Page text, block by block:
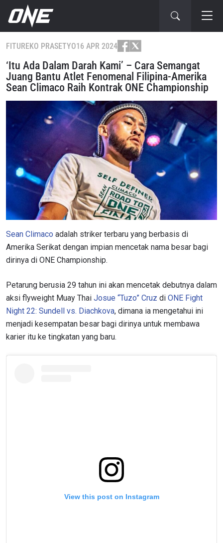
FITUREKO PRASETYO16 APR 2024
‘Itu Ada Dalam Darah Kami’ – Cara Semangat
Juang Bantu Atlet Fenomenal Filipina-Amerika
Sean Climaco Raih Kontrak ONE Championship
Sean Climaco adalah striker terbaru yang berbasis di
Amerika Serikat dengan impian mencetak nama besar bagi
dirinya di ONE Championship.
Petarung berusia 29 tahun ini akan mencetak debutnya dalam
aksi flyweight Muay Thai Josue “Tuzo” Cruz di ONE Fight
Night 22: Sundell vs. Diachkova, dimana ia mengetahui ini
menjadi kesempatan besar bagi dirinya untuk membawa
karier itu ke tingkatan yang baru.
View this post on Instagram